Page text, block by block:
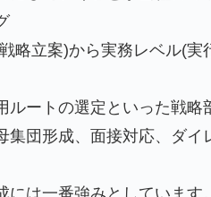
略立案)から実務レベル(
ルートの選定といった戦略
集団形成、面接対応、ダ
は一番強みとしています。